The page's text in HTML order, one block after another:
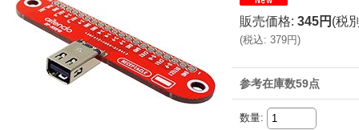
販売価格: 345円 (税
(税込: 379円)
参考在庫数59点
数量: